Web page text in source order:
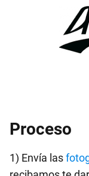
Proceso
1) Envía las